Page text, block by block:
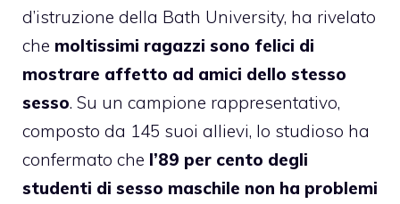
d’istruzione della Bath University, ha rivelato
che moltissimi ragazzi sono felici di
mostrare affetto ad amici dello stesso
sesso. Su un campione rappresentativo,
composto da 145 suoi allievi, lo studioso ha
confermato che l’89 per cento degli
studenti di sesso maschile non ha problemi